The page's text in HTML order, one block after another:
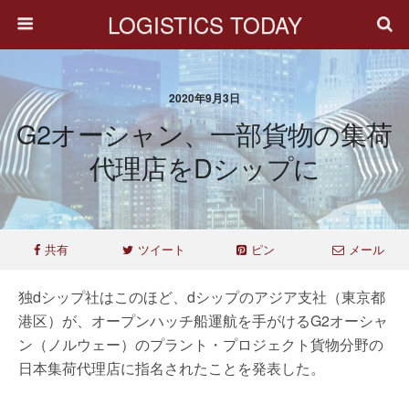
LOGISTICS TODAY
2020年9月3日
G2オーシャン、一部貨物の集荷
代理店をdシップに
共有 ツイート ピン メール
独dシップ社はこのほど、dシップのアジア支社（東京都
港区）が、オープンハッチ船運航を手がけるG2オーシャ
ン（ノルウェー）のプラント・プロジェクト貨物分野の
日本集荷代理店に指名されたことを発表した。